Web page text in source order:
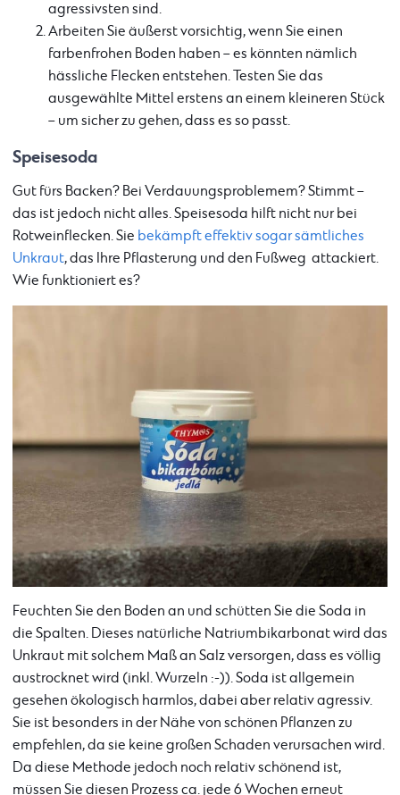
agressivsten sind.
Arbeiten Sie äußerst vorsichtig, wenn Sie einen
farbenfrohen Boden haben – es könnten nämlich
hässliche Flecken entstehen. Testen Sie das
ausgewählte Mittel erstens an einem kleineren Stück
– um sicher zu gehen, dass es so passt.
Speisesoda
Gut fürs Backen? Bei Verdauungsproblemem? Stimmt –
das ist jedoch nicht alles. Speisesoda hilft nicht nur bei
Rotweinflecken. Sie bekämpft effektiv sogar sämtliches
Unkraut, das Ihre Pflasterung und den Fußweg attackiert.
Wie funktioniert es?
Feuchten Sie den Boden an und schütten Sie die Soda in
die Spalten. Dieses natürliche Natriumbikarbonat wird das
Unkraut mit solchem Maß an Salz versorgen, dass es völlig
austrocknet wird (inkl. Wurzeln :-)). Soda ist allgemein
gesehen ökologisch harmlos, dabei aber relativ agressiv.
Sie ist besonders in der Nähe von schönen Pflanzen zu
empfehlen, da sie keine großen Schaden verursachen wird.
Da diese Methode jedoch noch relativ schönend ist,
müssen Sie diesen Prozess ca. jede 6 Wochen erneut